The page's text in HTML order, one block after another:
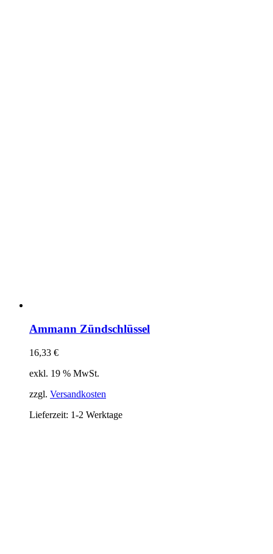
Ammann Zündschlüssel
16,33 €
exkl. 19 % MwSt.
zzgl. Versandkosten
Lieferzeit: 1-2 Werktage